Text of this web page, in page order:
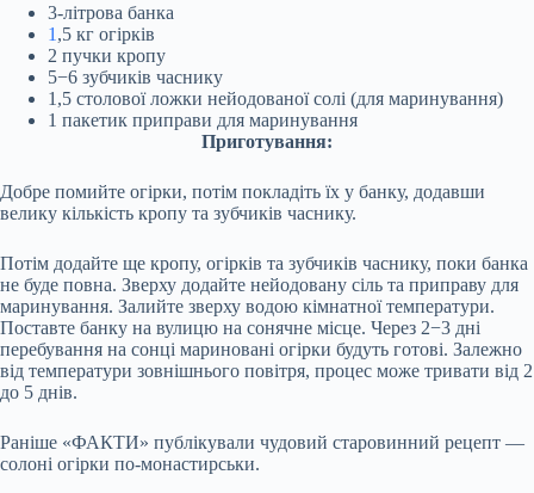
3-літрова банка
1 ,5 кг огірків
2 пучки кропу
5−6 зубчиків часнику
1,5 столової ложки нейодованої солі (для маринування)
1 пакетик приправи для маринування
Приготування:
Добре помийте огірки, потім покладіть їх у банку, додавши
велику кількість кропу та зубчиків часнику.
Потім додайте ще кропу, огірків та зубчиків часнику, поки банка
не буде повна. Зверху додайте нейодовану сіль та приправу для
маринування. Залийте зверху водою кімнатної температури.
Поставте банку на вулицю на сонячне місце. Через 2−3 дні
перебування на сонці мариновані огірки будуть готові. Залежно
від температури зовнішнього повітря, процес може тривати від 2
до 5 днів.
Раніше «ФАКТИ» публікували чудовий старовинний рецепт —
солоні огірки по-монастирськи.